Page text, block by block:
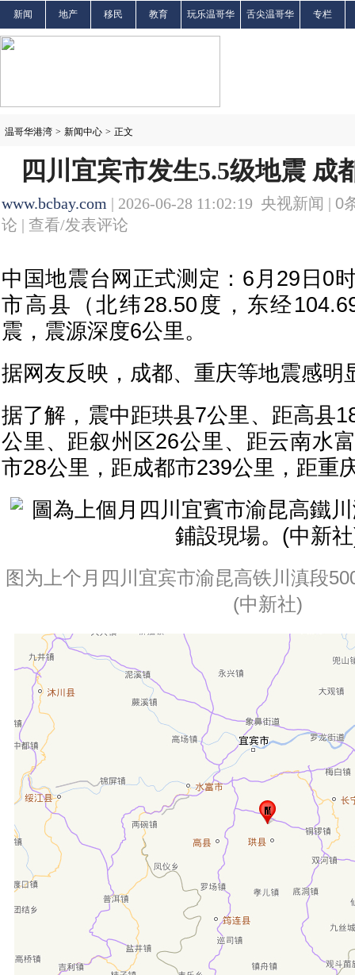
新闻 地产 移民 教育 玩乐温哥华 舌尖温哥华 专栏
温哥华港湾 > 新闻中心 > 正文
四川宜宾市发生5.5级地震 成
www.bcbay.com | 2026-06-28 11:02:19 央视新闻 | 0
论 | 查看/发表评论
中国地震台网正式测定：6月29日0
市高县（北纬28.50度，东经
震，震源深度6公里。
据网友反映，成都、重庆等地震感明
据了解，震中距珙县7公里、距高县
公里、距叙州区26公里、距云南水
市28公里，距成都市239公里，距重
图为上个月四川宜宾市渝昆高铁川滇段
(中新社)